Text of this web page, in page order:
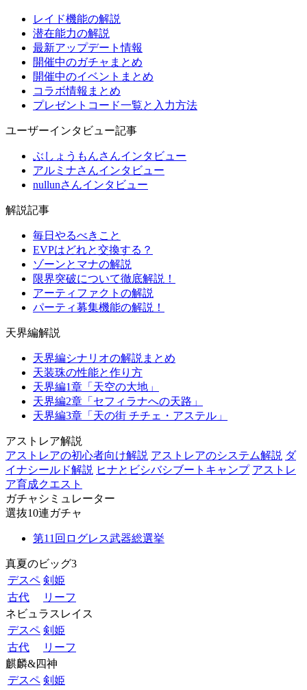
レイド機能の解説
潜在能力の解説
最新アップデート情報
開催中のガチャまとめ
開催中のイベントまとめ
コラボ情報まとめ
プレゼントコード一覧と入力方法
ユーザーインタビュー記事
ぶしょうもんさんインタビュー
アルミナさんインタビュー
nullunさんインタビュー
解説記事
毎日やるべきこと
EVPはどれと交換する？
ゾーンとマナの解説
限界突破について徹底解説！
アーティファクトの解説
パーティ募集機能の解説！
天界編解説
天界編シナリオの解説まとめ
天装珠の性能と作り方
天界編1章「天空の大地」
天界編2章「セフィラナへの天路」
天界編3章「天の街 チチェ・アステル」
アストレア解説
アストレアの初心者向け解説 アストレアのシステム解説 ダ
イナシールド解説 ヒナとビシバシブートキャンプ アストレ
ア育成クエスト
ガチャシミュレーター
選抜10連ガチャ
第11回ログレス武器総選挙
真夏のビッグ3
デスペ 剣姫
古代
リーフ
ネビュラスレイス
デスペ 剣姫
古代
リーフ
麒麟&四神
デスペ 剣姫